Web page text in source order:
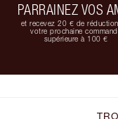
PARRAINEZ VOS
et recevez 20 € de
votre prochaine
supérieure à 100 €